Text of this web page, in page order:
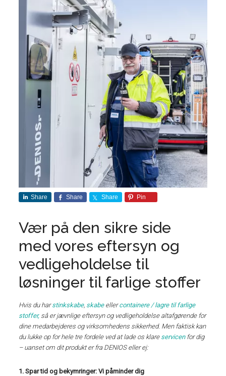
Share Share Share Pin
Vær på den sikre side
med vores eftersyn og
vedligeholdelse til
løsninger til farlige stoffer
Hvis du harstinkskabe, skabeellercontainere / lagre til farlige
stoffer, så er jævnlige eftersyn og vedligeholdelse altafgørende for
dine medarbejderes og virksomhedens sikkerhed. Men faktisk kan
du lukke op for hele tre fordele ved at lade os klare servicenfor dig
– uanset om dit produkt er fra DENIOS eller ej:
1. Spar tid og bekymringer: Vi påminder dig